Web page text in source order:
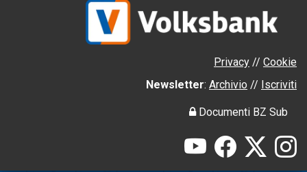
Privacy // Cookie
Newsletter: Archivio // Iscriviti
Documenti BZ Sub
YouTubeFacebook
(Twitter)